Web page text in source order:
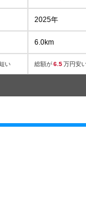
い
2025年
6.0km
総額が6.5万円安